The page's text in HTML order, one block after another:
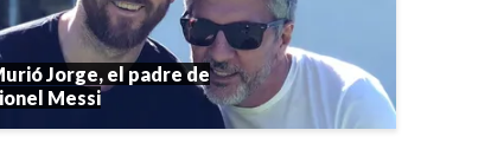
Jorge, el padre de
Messi